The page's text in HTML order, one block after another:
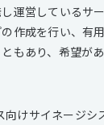
運営しているサ
作成を行い、有
もあり、希望が
けサイネージシ